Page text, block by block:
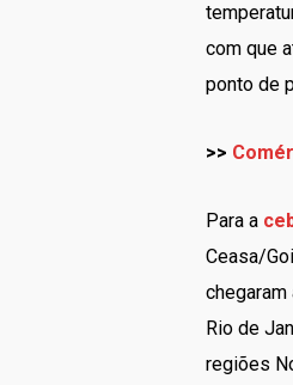
com que
ponto de
>>
Para a
Ceasa/
Rio de
regiões